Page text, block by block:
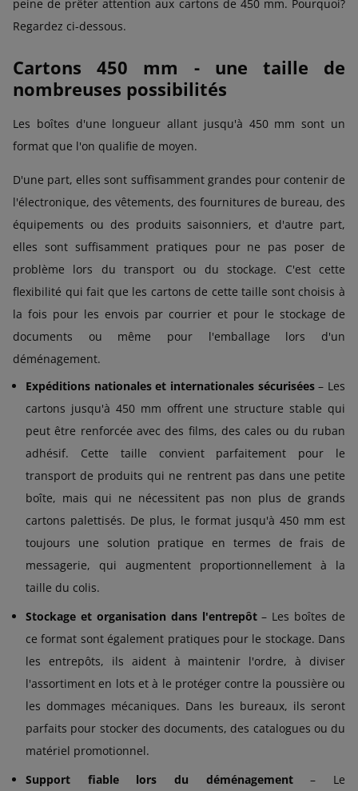
peine de prêter attention aux cartons de 450 mm. Pourquoi?
Regardez ci-dessous.
Cartons 450 mm - une taille de
nombreuses possibilités
Les boîtes d'une longueur allant jusqu'à 450 mm sont un
format que l'on qualifie de moyen.
D'une part, elles sont suffisamment grandes pour contenir de
l'électronique, des vêtements, des fournitures de bureau, des
équipements ou des produits saisonniers, et d'autre part,
elles sont suffisamment pratiques pour ne pas poser de
problème lors du transport ou du stockage. C'est cette
flexibilité qui fait que les cartons de cette taille sont choisis à
la fois pour les envois par courrier et pour le stockage de
documents ou même pour l'emballage lors d'un
déménagement.
Expéditions nationales et internationales sécurisées– Les
cartons jusqu'à 450 mm offrent une structure stable qui
peut être renforcée avec des films, des cales ou du ruban
adhésif. Cette taille convient parfaitement pour le
transport de produits qui ne rentrent pas dans une petite
boîte, mais qui ne nécessitent pas non plus de grands
cartons palettisés. De plus, le format jusqu'à 450 mm est
toujours une solution pratique en termes de frais de
messagerie, qui augmentent proportionnellement à la
taille du colis.
Stockage et organisation dans l'entrepôt– Les boîtes de
ce format sont également pratiques pour le stockage. Dans
les entrepôts, ils aident à maintenir l'ordre, à diviser
l'assortiment en lots et à le protéger contre la poussière ou
les dommages mécaniques. Dans les bureaux, ils seront
parfaits pour stocker des documents, des catalogues ou du
matériel promotionnel.
Support fiable lors du déménagement– Le